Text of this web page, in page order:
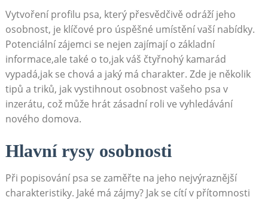
Vytvoření profilu psa, který přesvědčivě odráží jeho
osobnost, ‍je klíčové pro úspěšné umístění vaší nabídky.
Potenciální zájemci se nejen zajímají o základní
informace,ale také ‌o to,jak váš čtyřnohý kamarád
vypadá,jak se chová⁤ a jaký má charakter. Zde je několik
tipů a triků, jak ‍vystihnout​ osobnost vašeho psa v
inzerátu, což může hrát zásadní roli ve vyhledávání
nového domova.
Hlavní rysy osobnosti
Při popisování psa se⁤ zaměřte na jeho ⁢nejvýraznější
charakteristiky. Jaké ​má zájmy?⁤ Jak se cítí v přítomnosti